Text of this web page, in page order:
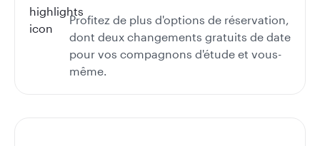
Profitez de plus d'options de réservation,
dont deux changements gratuits de date
pour vos compagnons d'étude et vous-
même.